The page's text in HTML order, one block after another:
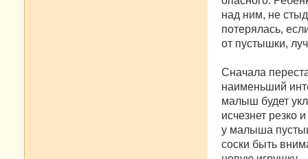
над ним, не
потерялась,
от пустышки,
Сначала
наименьший
малыш будет
исчезнет резко
у малыша
соски быть